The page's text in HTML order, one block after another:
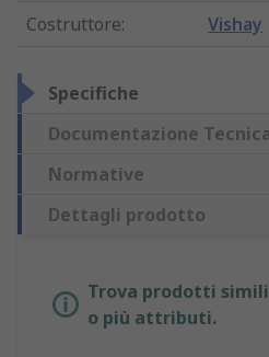
Costruttore: Vishay
Specifiche
Documentazione
Normative
Dettagli prodotto
Trova prodotti
o più attributi.